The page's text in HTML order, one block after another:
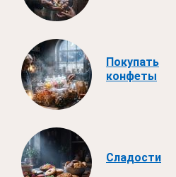
Покупать
конфеты
Сладости